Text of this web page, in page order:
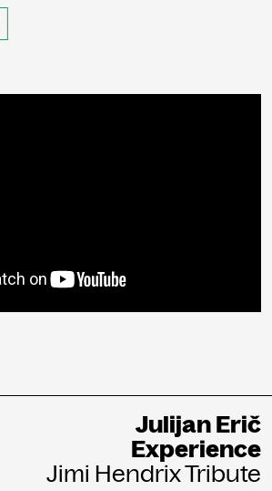
Julijan Erič
Experience
Jimi Hendrix Tribute